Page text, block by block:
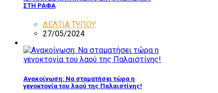
ΣΤΗ ΡΑΦΑ
ΔΕΛΤΙΑ ΤΥΠΟΥ
27/05/2024
Ανακοίνωση: Να σταματήσει τώρα η
γενοκτονία του λαού της Παλαιστίνης!